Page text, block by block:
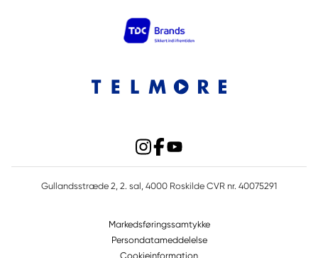
Gullandsstræde 2, 2. sal, 4000 Roskilde CVR nr. 40075291
Markedsføringssamtykke
Persondatameddelelse
Cookieinformation